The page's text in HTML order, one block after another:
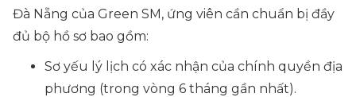
Đà Nẵng của Green SM, ứng viên cần chuẩn bị đầy
đủ bộ hồ sơ bao gồm:
Sơ yếu lý lịch có xác nhận của chính quyền địa
phương (trong vòng 6 tháng gần nhất).